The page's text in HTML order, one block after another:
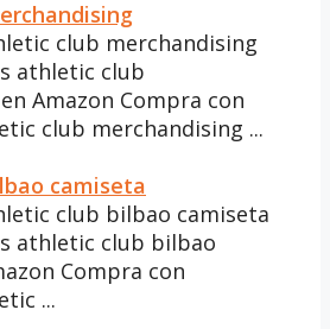
club merchandising
athletic club
Amazon Compra con
club merchandising ...
camiseta
club bilbao camiseta
athletic club bilbao
Compra con
...